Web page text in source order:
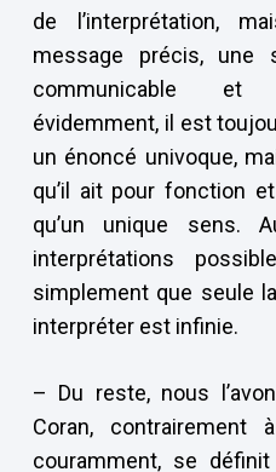
de l’interprétation,
message précis,
communicable et
évidemment, il est
un énoncé univoque,
qu’il ait pour fonction
qu’un unique sens.
interprétations
simplement que seule
interpréter est infinie.
– Du reste, nous
Coran, contrairement
couramment, se